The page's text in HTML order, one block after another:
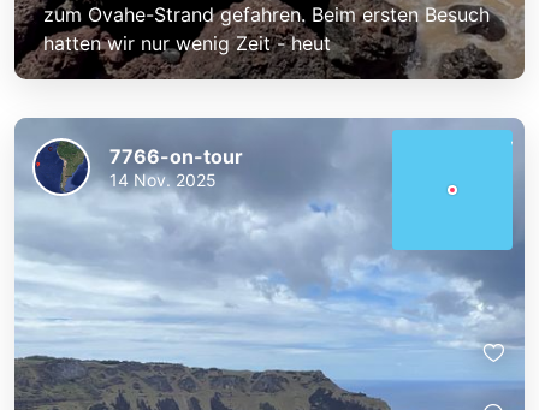
zum Ovahe-Strand gefahren. Beim ersten Besuch
hatten wir nur wenig Zeit - heut
7766-on-tour
14 Nov. 2025